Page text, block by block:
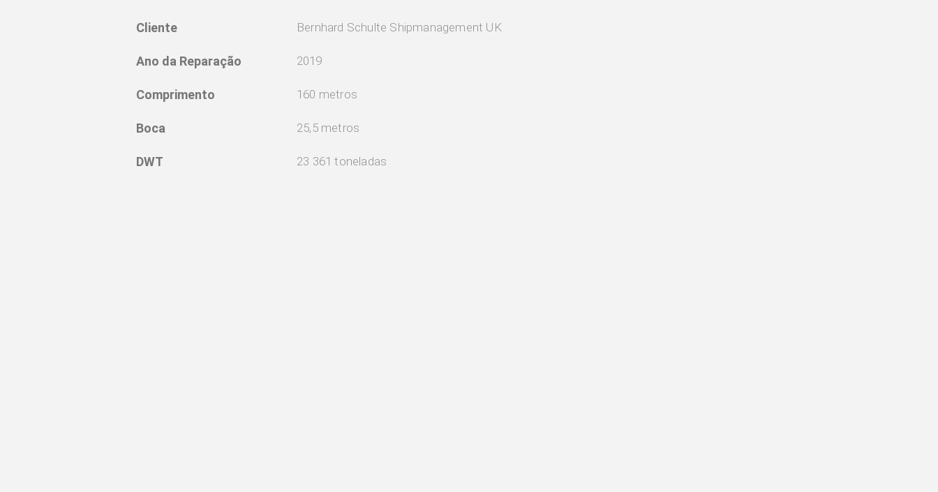
Cliente Bernhard Schulte Shipmanagement UK
Ano da Reparação 2019
Comprimento 160 metros
Boca 25,5 metros
DWT 23 361 toneladas